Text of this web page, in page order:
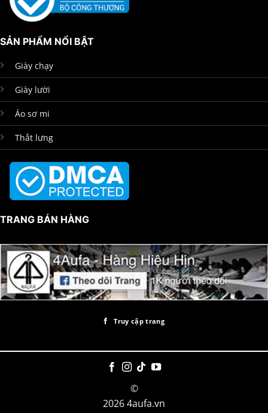
SẢN PHẨM NỔI BẬT
Giày chạy
Giày lười
Áo sơ mi
Thắt lưng
TRANG BÁN HÀNG
Truy cập trang
©
2026 4aufa.vn